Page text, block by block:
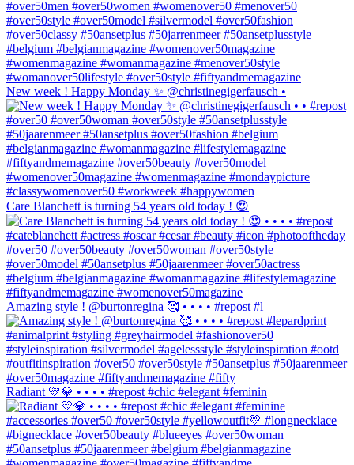
New week ! Happy Monday ✨ @christinegigerfausch •
Care Blanchett is turning 54 years old today ! 😍
Amazing style ! @burtonregina 🥰 • • • • #repost #l
Radiant 💛💎 • • • • #repost #chic #elegant #feminin